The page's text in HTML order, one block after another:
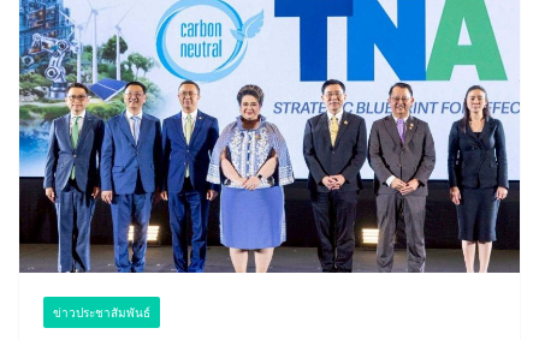
ราชปณิธาน สร้างคุณค่าการท่องเที่ยวไทยอย่างยั่งยืน
ข่าวประชาสัมพันธ์